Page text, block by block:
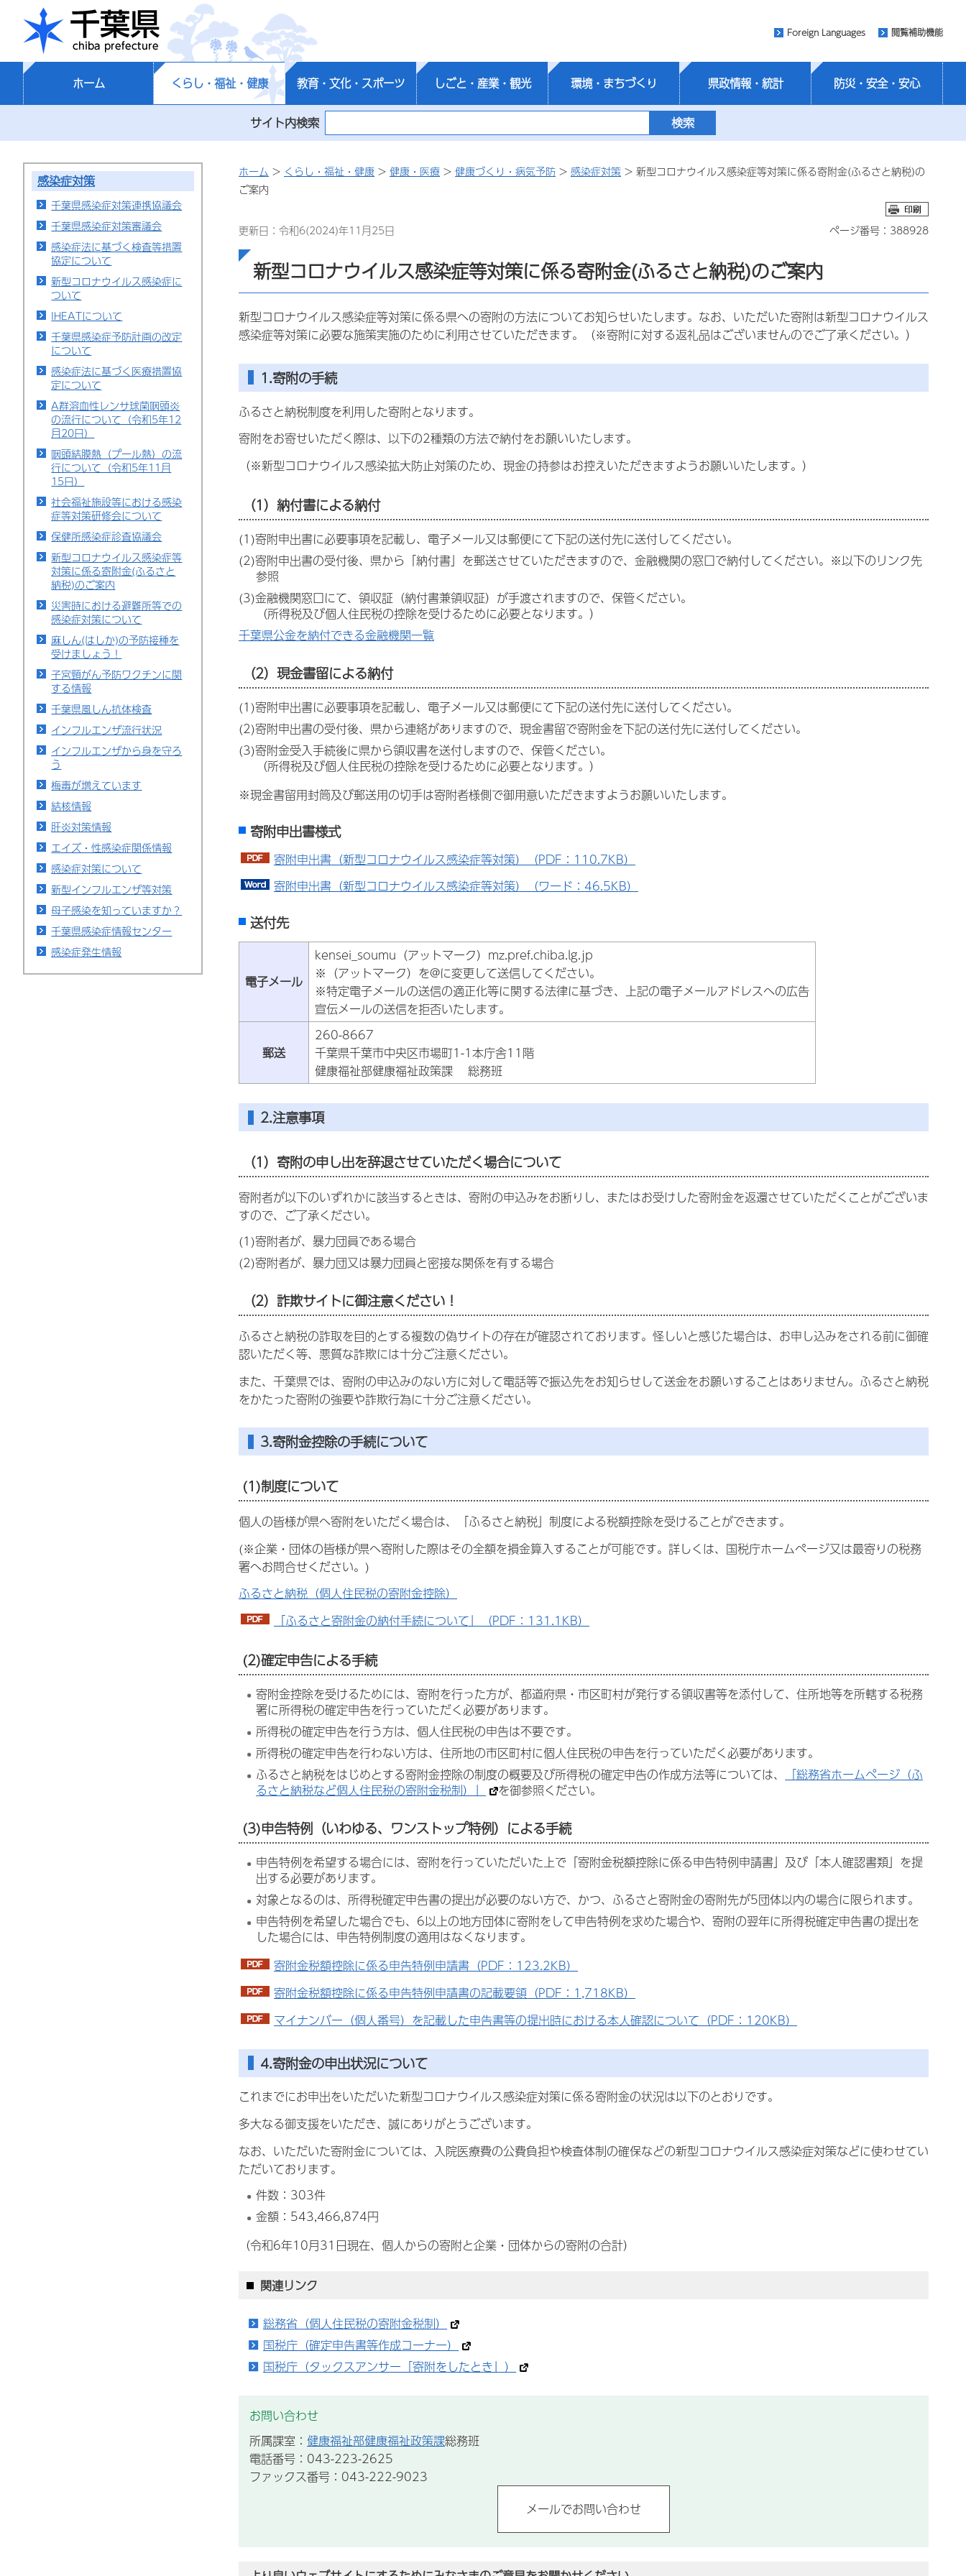
千葉県
Foreign Languages 閲覧補助機能
ホーム くらし・福祉・健康 教育・文化・スポーツ しごと・産業・観光 環境・まちづくり 県政情報・統計 防災・安全・安心
サイト内検索
感染症対策
千葉県感染症対策連携協議会
千葉県感染症対策審議会
感染症法に基づく検査等措置
協定について
新型コロナウイルス感染症に
ついて
IHEATについて
千葉県感染症予防計画の改定
について
感染症法に基づく医療措置協
定について
A群溶血性レンサ球菌咽頭炎
の流行について（令和5年12
月20日）
咽頭結膜熱（プール熱）の流
行について（令和5年11月
15日）
社会福祉施設等における感染
症等対策研修会について
保健所感染症診査協議会
新型コロナウイルス感染症等
対策に係る寄附金(ふるさと
納税)のご案内
災害時における避難所等での
感染症対策について
麻しん(はしか)の予防接種を
受けましょう！
子宮頸がん予防ワクチンに関
する情報
千葉県風しん抗体検査
インフルエンザ流行状況
インフルエンザから身を守ろ
う
梅毒が増えています
結核情報
肝炎対策情報
エイズ・性感染症関係情報
感染症対策について
新型インフルエンザ等対策
母子感染を知っていますか？
千葉県感染症情報センター
感染症発生情報
ホーム > くらし・福祉・健康 > 健康・医療 > 健康づくり・病気予防 > 感染症対策 > 新型コロナウイルス感染症等対策に係る寄附金(ふるさと納税)の
ご案内
更新日：令和6(2024)年11月25日 ページ番号：388928
新型コロナウイルス感染症等対策に係る寄附金(ふるさと納税)のご案内
新型コロナウイルス感染症等対策に係る県への寄附の方法についてお知らせいたします。なお、いただいた寄附は新型コロナウイルス
感染症等対策に必要な施策実施のために利用させていただきます。（※寄附に対する返礼品はございませんのでご了承ください。）
1.寄附の手続
ふるさと納税制度を利用した寄附となります。
寄附をお寄せいただく際は、以下の2種類の方法で納付をお願いいたします。
（※新型コロナウイルス感染拡大防止対策のため、現金の持参はお控えいただきますようお願いいたします。）
（1）納付書による納付
(1)寄附申出書に必要事項を記載し、電子メール又は郵便にて下記の送付先に送付してください。
(2)寄附申出書の受付後、県から「納付書」を郵送させていただきますので、金融機関の窓口で納付してください。※以下のリンク先
参照
(3)金融機関窓口にて、領収証（納付書兼領収証）が手渡されますので、保管ください。
（所得税及び個人住民税の控除を受けるために必要となります。）
千葉県公金を納付できる金融機関一覧
（2）現金書留による納付
(1)寄附申出書に必要事項を記載し、電子メール又は郵便にて下記の送付先に送付してください。
(2)寄附申出書の受付後、県から連絡がありますので、現金書留で寄附金を下記の送付先に送付してください。
(3)寄附金受入手続後に県から領収書を送付しますので、保管ください。
（所得税及び個人住民税の控除を受けるために必要となります。）
※現金書留用封筒及び郵送用の切手は寄附者様側で御用意いただきますようお願いいたします。
寄附申出書様式
寄附申出書（新型コロナウイルス感染症等対策）（PDF：110.7KB）
寄附申出書（新型コロナウイルス感染症等対策）（ワード：46.5KB）
送付先
電子メール
kensei_soumu（アットマーク）mz.pref.chiba.lg.jp
※（アットマーク）を@に変更して送信してください。
※特定電子メールの送信の適正化等に関する法律に基づき、上記の電子メールアドレスへの広告
宣伝メールの送信を拒否いたします。
郵送
260-8667
千葉県千葉市中央区市場町1-1本庁舎11階
健康福祉部健康福祉政策課 総務班
2.注意事項
（1）寄附の申し出を辞退させていただく場合について
寄附者が以下のいずれかに該当するときは、寄附の申込みをお断りし、またはお受けした寄附金を返還させていただくことがございま
すので、ご了承ください。
(1)寄附者が、暴力団員である場合
(2)寄附者が、暴力団又は暴力団員と密接な関係を有する場合
（2）詐欺サイトに御注意ください！
ふるさと納税の詐取を目的とする複数の偽サイトの存在が確認されております。怪しいと感じた場合は、お申し込みをされる前に御確
認いただく等、悪質な詐欺には十分ご注意ください。
また、千葉県では、寄附の申込みのない方に対して電話等で振込先をお知らせして送金をお願いすることはありません。ふるさと納税
をかたった寄附の強要や詐欺行為に十分ご注意ください。
3.寄附金控除の手続について
(1)制度について
個人の皆様が県へ寄附をいただく場合は、「ふるさと納税」制度による税額控除を受けることができます。
(※企業・団体の皆様が県へ寄附した際はその全額を損金算入することが可能です。詳しくは、国税庁ホームぺージ又は最寄りの税務
署へお問合せください。)
ふるさと納税（個人住民税の寄附金控除）
「ふるさと寄附金の納付手続について」（PDF：131.1KB）
(2)確定申告による手続
寄附金控除を受けるためには、寄附を行った方が、都道府県・市区町村が発行する領収書等を添付して、住所地等を所轄する税務
署に所得税の確定申告を行っていただく必要があります。
所得税の確定申告を行う方は、個人住民税の申告は不要です。
所得税の確定申告を行わない方は、住所地の市区町村に個人住民税の申告を行っていただく必要があります。
ふるさと納税をはじめとする寄附金控除の制度の概要及び所得税の確定申告の作成方法等については、
「総務省ホームページ（ふ
るさと納税など個人住民税の寄附金税制）」
を御参照ください。
(3)申告特例（いわゆる、ワンストップ特例）による手続
申告特例を希望する場合には、寄附を行っていただいた上で「寄附金税額控除に係る申告特例申請書」及び「本人確認書類」を提
出する必要があります。
対象となるのは、所得税確定申告書の提出が必要のない方で、かつ、ふるさと寄附金の寄附先が5団体以内の場合に限られます。
申告特例を希望した場合でも、6以上の地方団体に寄附をして申告特例を求めた場合や、寄附の翌年に所得税確定申告書の提出を
した場合には、申告特例制度の適用はなくなります。
寄附金税額控除に係る申告特例申請書（PDF：123.2KB）
寄附金税額控除に係る申告特例申請書の記載要領（PDF：1,718KB）
マイナンバー（個人番号）を記載した申告書等の提出時における本人確認について（PDF：120KB）
4.寄附金の申出状況について
これまでにお申出をいただいた新型コロナウイルス感染症対策に係る寄附金の状況は以下のとおりです。
多大なる御支援をいただき、誠にありがとうございます。
なお、いただいた寄附金については、入院医療費の公費負担や検査体制の確保などの新型コロナウイルス感染症対策などに使わせてい
ただいております。
件数：303件
金額：543,466,874円
（令和6年10月31日現在、個人からの寄附と企業・団体からの寄附の合計）
関連リンク
総務省（個人住民税の寄附金税制）
国税庁（確定申告書等作成コーナー）
国税庁（タックスアンサー「寄附をしたとき」）
お問い合わせ
所属課室： 健康福祉部健康福祉政策課総務班
電話番号：043-223-2625
ファックス番号：043-222-9023